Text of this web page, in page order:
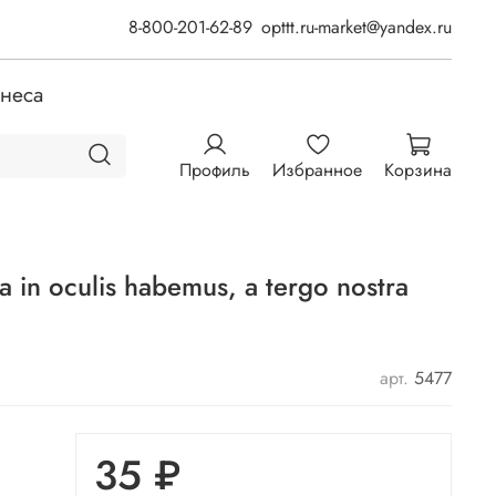
8-800-201-62-89 opttt.ru-market@yandex.ru
Профиль Избранное Корзина
in oculis habemus, а tergo nostra
арт. 5477
35 ₽